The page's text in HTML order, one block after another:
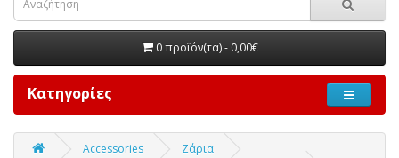
0 προϊόν(τα) - 0,00€
Κατηγορίες
Accessories
Ζάρια